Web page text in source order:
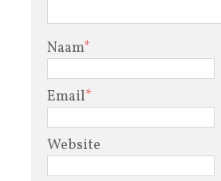
Naam*
Email*
Website